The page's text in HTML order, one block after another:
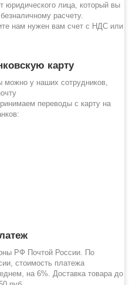
юридического лица, который вы
расчету.
нам нужен вам счет с НДС или
карту
можно у наших сотрудников,
переводы с карту на
РФ Почтой России. По
стоимость платежа
на 6%. Доставка товара до